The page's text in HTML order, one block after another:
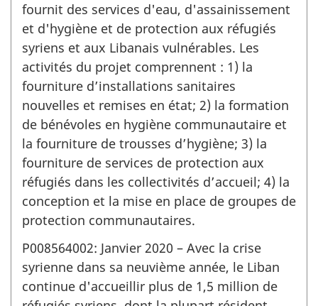
fournit des services d'eau, d'assainissement
et d'hygiène et de protection aux réfugiés
syriens et aux Libanais vulnérables. Les
activités du projet comprennent : 1) la
fourniture d’installations sanitaires
nouvelles et remises en état; 2) la formation
de bénévoles en hygiène communautaire et
la fourniture de trousses d’hygiène; 3) la
fourniture de services de protection aux
réfugiés dans les collectivités d’accueil; 4) la
conception et la mise en place de groupes de
protection communautaires.
P008564002: Janvier 2020 – Avec la crise
syrienne dans sa neuvième année, le Liban
continue d'accueillir plus de 1,5 million de